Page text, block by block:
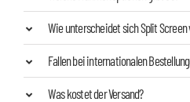
Wie unterscheidet sich Split Screen
Fallen bei internationalen
Was kostet der Versand?